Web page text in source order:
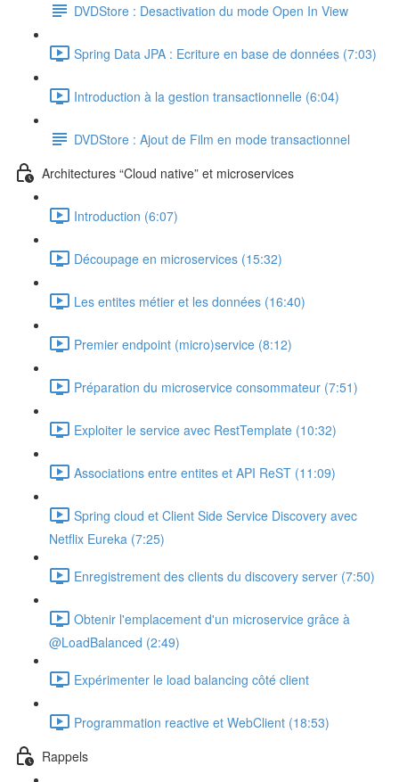
DVDStore : Desactivation du mode Open In View
Spring Data JPA : Ecriture en base de données (7:03)
Introduction à la gestion transactionnelle (6:04)
DVDStore : Ajout de Film en mode transactionnel
Architectures “Cloud native” et microservices
Introduction (6:07)
Découpage en microservices (15:32)
Les entites métier et les données (16:40)
Premier endpoint (micro)service (8:12)
Préparation du microservice consommateur (7:51)
Exploiter le service avec RestTemplate (10:32)
Associations entre entites et API ReST (11:09)
Spring cloud et Client Side Service Discovery avec
Netflix Eureka (7:25)
Enregistrement des clients du discovery server (7:50)
Obtenir l'emplacement d'un microservice grâce à
@LoadBalanced (2:49)
Expérimenter le load balancing côté client
Programmation reactive et WebClient (18:53)
Rappels